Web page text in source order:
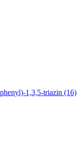
1,3,5-triazin (16)